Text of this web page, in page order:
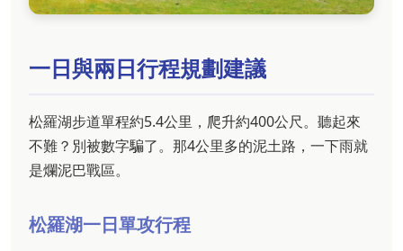
一日與兩日行程規劃建議
松羅湖步道單程約5.4公里，爬升約400公尺。聽起來
不難？別被數字騙了。那4公里多的泥土路，一下雨就
是爛泥巴戰區。
松羅湖一日單攻行程